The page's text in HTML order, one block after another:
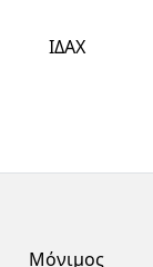
ΙΔΑΧ
Μόνιμος